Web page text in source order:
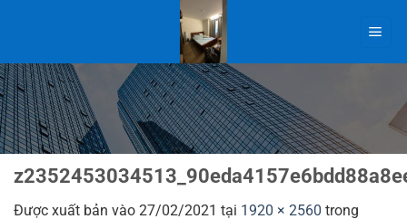
dung
Được xuất bản vào 27/02/2021 tại 1920 × 2560 trong